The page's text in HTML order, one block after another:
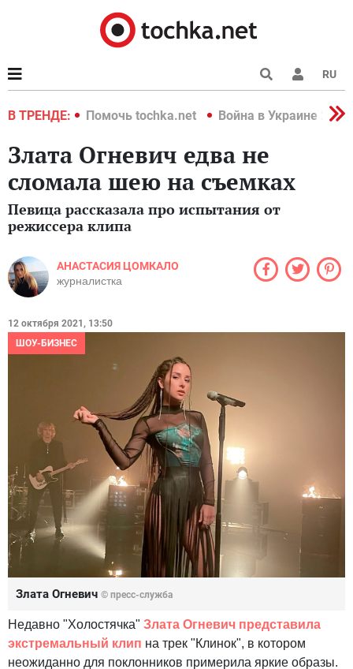
RU
В ТРЕНДЕ:
2022 Помочь tochka.net Война в Украине 2022
Злата Огневич едва не
сломала шею на съемках
Певица рассказала про испытания от
режиссера клипа
АНАСТАСИЯ ЦОМКАЛО
журналистка
12 октября 2021, 13:50
ШОУ-БИЗНЕС
Злата Огневич © пресс-служба
Недавно "Холостячка" Злата Огневич представила
экстремальный клип на трек "Клинок", в котором
неожиданно для поклонников примерила яркие образы.